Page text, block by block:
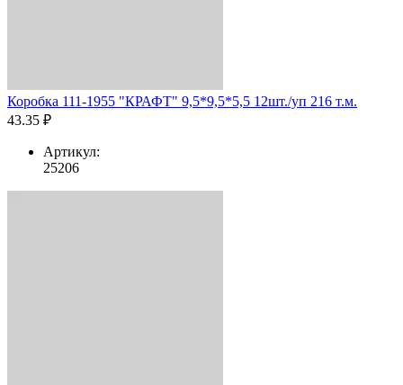
Коробка 111-1955 "КРАФТ" 9,5*9,5*5,5 12шт./уп 216 т.м.
43.35 ₽
Артикул:
25206